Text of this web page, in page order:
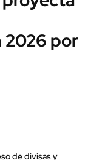
2026 por
de divisas y